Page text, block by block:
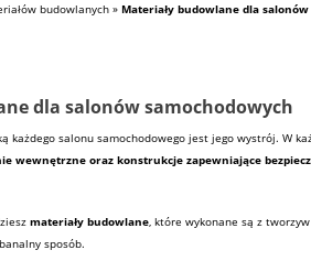
budowlanych » Materiały budowlane dla
dla salonów samochodowych
każdego salonu samochodowego jest jego wystrój. W
wewnętrzne oraz konstrukcje zapewniające
materiały budowlane, które wykonane są z
sposób.